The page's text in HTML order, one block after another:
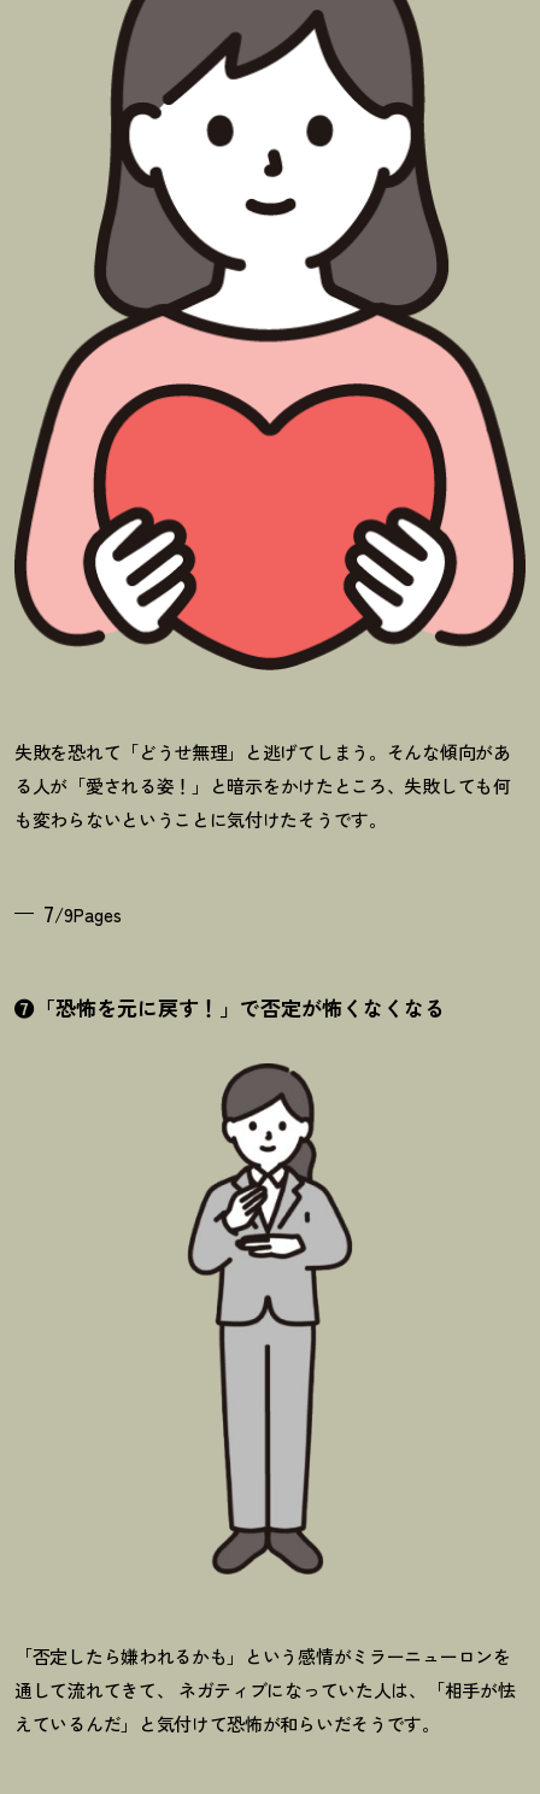
失敗を恐れて「どうせ無理」と逃げてしまう。そんな傾向があ
る人が「愛される姿 ！ 」と暗示をかけたところ、失敗しても何
も変わらないということに気付けたそうです。
7/9Pages
❼「恐怖を元に戻す ！ 」で否定が怖くなくなる
「否定したら嫌われるかも」という感情がミラーニューロンを
通して流れてきて、 ネガティブになっていた人は、「相手が怯
えているんだ」と気付けて恐怖が和らいだそうです。